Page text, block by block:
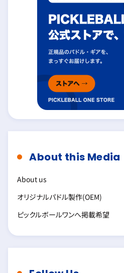
About this Media
About us
オリジナルパドル製作(OEM)
ピックルボールワンへ掲載希望